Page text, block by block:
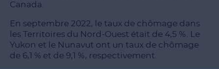
Canada.
En septembre 2022, le taux de chômage dans
les Territoires du Nord-Ouest était de 4,5 %. Le
Yukon et le Nunavut ont un taux de chômage
de 6,1 % et de 9,1 %, respectivement.